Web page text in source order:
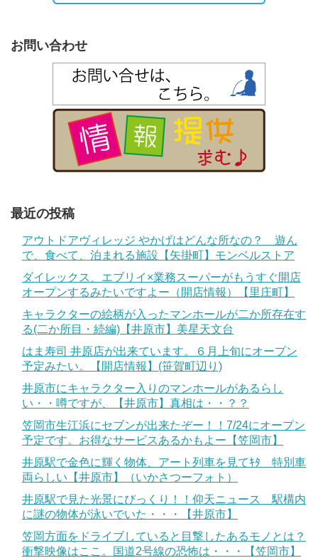
お問い合わせ
最近の投稿
アウトドアヴィレッジ やかげはどんな所なの？ 遊ん
で、食べて、泊まれる施設【矢掛町】モンベルストア
ダイレックス、エブリイ×業務スーパーがもうすぐ開店
オープンするみたいですよー（開店情報）【里庄町】
キャラクターの絵柄が入ったマンホールが二か所存在す
る(二か所目・続編)【井原市】美星天文台
はま寿司 井原店が出来ています。６月上旬にオープン
予定みたい。【開店情報】(笹賀町辺り)
井原市にキャラクター入りのマンホールがあるらし
い・・噂ですが、【井原市】真相は・・？？
笠岡市生江浜にセブンが出来たぞー！！7/24にオープン
予定です。お得なサービスあるかもよー【笠岡市】
井原駅で金色に輝く物体、アート列車を見てｷﾀ 特別車
両らしい【井原市】（いかさつーフォト）
井原駅で見た光景にびっくり！！仰天ニュース 駅構内
に謎の物体が泳いでいた・・・【井原市】
笠岡方面をドライブしていると目撃したあるモノとは？
衝撃映像はここ。国道2号線の恐怖は・・・【笠岡市】